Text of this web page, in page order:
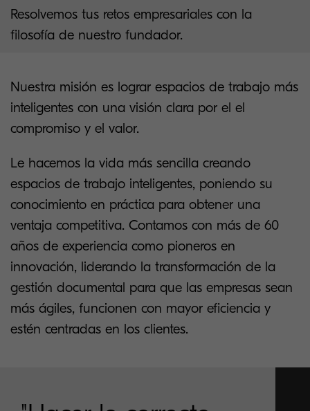
Resolvemos tus retos empresariales con la
filosofía de nuestro fundador.
Nuestra misión es lograr espacios de trabajo más
inteligentes con una visión clara por el el
compromiso y el valor.
Le hacemos la vida más sencilla creando
espacios de trabajo inteligentes, poniendo su
conocimiento en práctica para obtener una
ventaja competitiva. Contamos con más de 60
años de experiencia como pioneros en
innovación, liderando la transformación de la
gestión documental para que las empresas sean
más ágiles, funcionen con mayor eficiencia y
estén centradas en los clientes.